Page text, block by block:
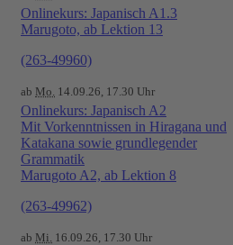
Onlinekurs: Japanisch A1.3
Marugoto, ab Lektion 13
(263-49960)
ab Mo. 14.09.26, 17.30 Uhr
Onlinekurs: Japanisch A2
Mit Vorkenntnissen in Hiragana und
Katakana sowie grundlegender
Grammatik
Marugoto A2, ab Lektion 8
(263-49962)
ab Mi. 16.09.26, 17.30 Uhr